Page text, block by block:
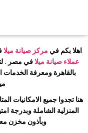
اهلابكم في مركز صيانة ميلا
عملاء صيانة ميلافي مصر .
بالقاهرة ومعرفة
هنا تجدوا جميع الامكانيات
المنزلية الشاملة وبدرجة
وبأذون مخزن